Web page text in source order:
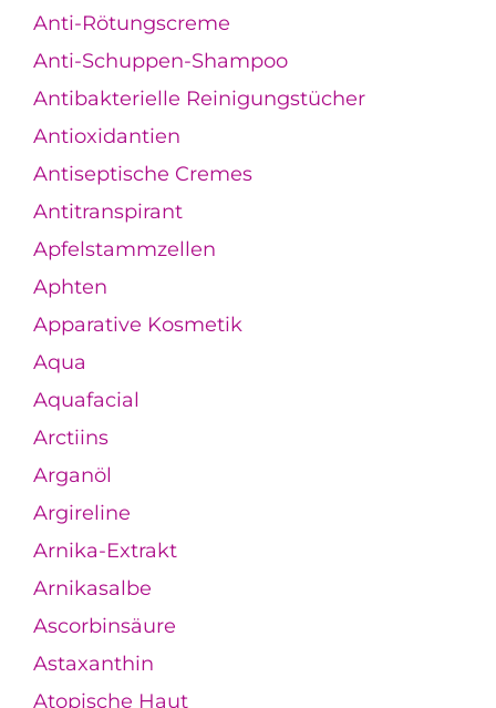
Anti-Rötungscreme
Anti-Schuppen-Shampoo
Antibakterielle Reinigungstücher
Antioxidantien
Antiseptische Cremes
Antitranspirant
Apfelstammzellen
Aphten
Apparative Kosmetik
Aqua
Aquafacial
Arctiins
Arganöl
Argireline
Arnika-Extrakt
Arnikasalbe
Ascorbinsäure
Astaxanthin
Atopische Haut